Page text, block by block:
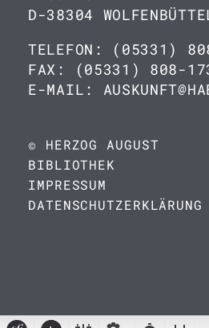
D-38304
TELEFON: (05331)
FAX: (05331) 808-
E-MAIL:
© HERZOG AUGUST
BIBLIOTHEK
IMPRESSUM
DATENSCHUTZERKLÄRUNG